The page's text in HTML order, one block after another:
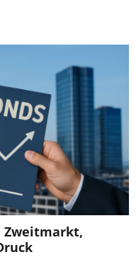
Zweitmarkt,